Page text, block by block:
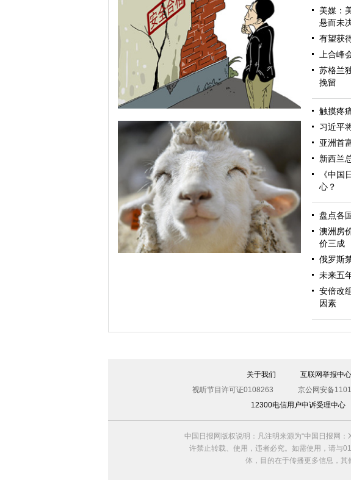
遮丑
日本惊现现实版“喜羊羊” 眯眼甜笑萌萌哒
美媒：
悬而未
有望获
上合峰
苏格兰
挽留
触摸疼
习近平
亚洲首
新西兰
《中国
心？
盘点各
澳洲房
价三成
俄罗斯
未来五
安倍改
因素
关于我们 互联网举报中心
视听节目许可证0108263
京公网安备
12300电信用户申诉受理中心
中国日报网版权说明：凡注明来源为“中国日报网
许禁止转载、使用，违者必究。如需使用，请与
体，目的在于传播更多信息，其